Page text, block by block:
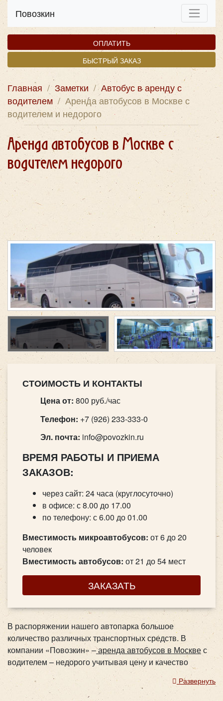
Повозкин
ОПЛАТИТЬ
БЫСТРЫЙ ЗАКАЗ
Главная / Заметки / Автобус в аренду с
водителем / Аренда автобусов в Москве с
водителем и недорого
Аренда автобусов в Москве с
водителем недорого
СТОИМОСТЬ И КОНТАКТЫ
Цена от: 800 руб./час
Телефон: +7 (926) 233-333-0
Эл. почта: info@povozkin.ru
ВРЕМЯ РАБОТЫ И ПРИЕМА
ЗАКАЗОВ:
через сайт: 24 часа (круглосуточно)
в офисе: с 8.00 до 17.00
по телефону: с 6.00 до 01.00
Вместимость микроавтобусов: от 6 до 20
человек
Вместимость автобусов: от 21 до 54 мест
ЗАКАЗАТЬ
В распоряжении нашего автопарка большое
количество различных транспортных средств. В
компании «Повозкин» –аренда автобусов в Москвес
водителем – недорого учитывая цену и качество
предоставляемых нами услуг. Все автомобили имеют
нужную комплектацию и необходимые удобства для
комфортабельной поездки даже на длительное время.
Развернуть